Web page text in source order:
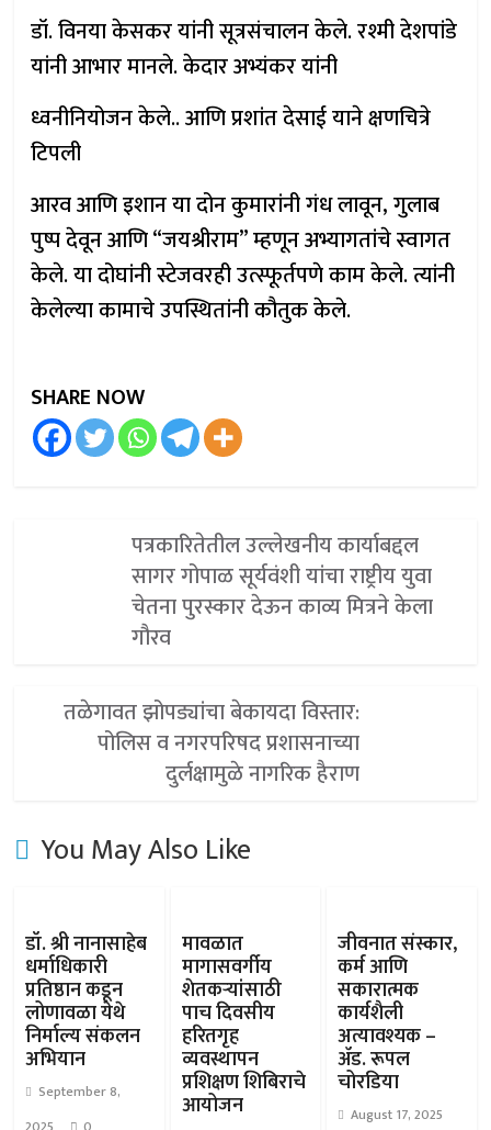
डॉ. विनया केसकर यांनी सूत्रसंचालन केले. रश्मी देशपांडे
यांनी आभार मानले. केदार अभ्यंकर यांनी
ध्वनीनियोजन केले.. आणि प्रशांत देसाई याने क्षणचित्रे
टिपली
आरव आणि इशान या दोन कुमारांनी गंध लावून, गुलाब
पुष्प देवून आणि “जयश्रीराम” म्हणून अभ्यागतांचे स्वागत
केले. या दोघांनी स्टेजवरही उत्स्फूर्तपणे काम केले. त्यांनी
केलेल्या कामाचे उपस्थितांनी कौतुक केले.
SHARE NOW
पत्रकारितेतील उल्लेखनीय कार्याबद्दल
सागर गोपाळ सूर्यवंशी यांचा राष्ट्रीय युवा
चेतना पुरस्कार देऊन काव्य मित्रने केला
गौरव
तळेगावत झोपड्यांचा बेकायदा विस्तार:
पोलिस व नगरपरिषद प्रशासनाच्या
दुर्लक्षामुळे नागरिक हैराण
You May Also Like
डॉ. श्री नानासाहेब
धर्माधिकारी
प्रतिष्ठान कडून
लोणावळा येथे
निर्माल्य संकलन
अभियान
September 8,
मावळात
मागासवर्गीय
शेतकऱ्यांसाठी
पाच दिवसीय
हरितगृह
व्यवस्थापन
प्रशिक्षण शिबिराचे
आयोजन
जीवनात संस्कार,
कर्म आणि
सकारात्मक
कार्यशैली
अत्यावश्यक –
ॲड. रूपल
चोरडिया
August 17, 2025